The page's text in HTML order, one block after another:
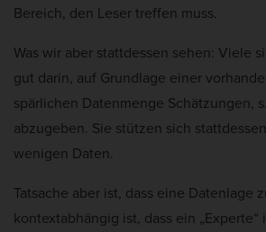
Bereich, den Leser treffen muss.
Was wir aber stattdessen sehen: Viele
gut darin, auf Grundlage einer
spärlichen Datenmenge Schätzungen,
abzugeben. Sie stützen sich
wenigen Daten.
Tatsache aber ist, dass eine Datenlage
kontextabhängig ist, dass ein „Experte“